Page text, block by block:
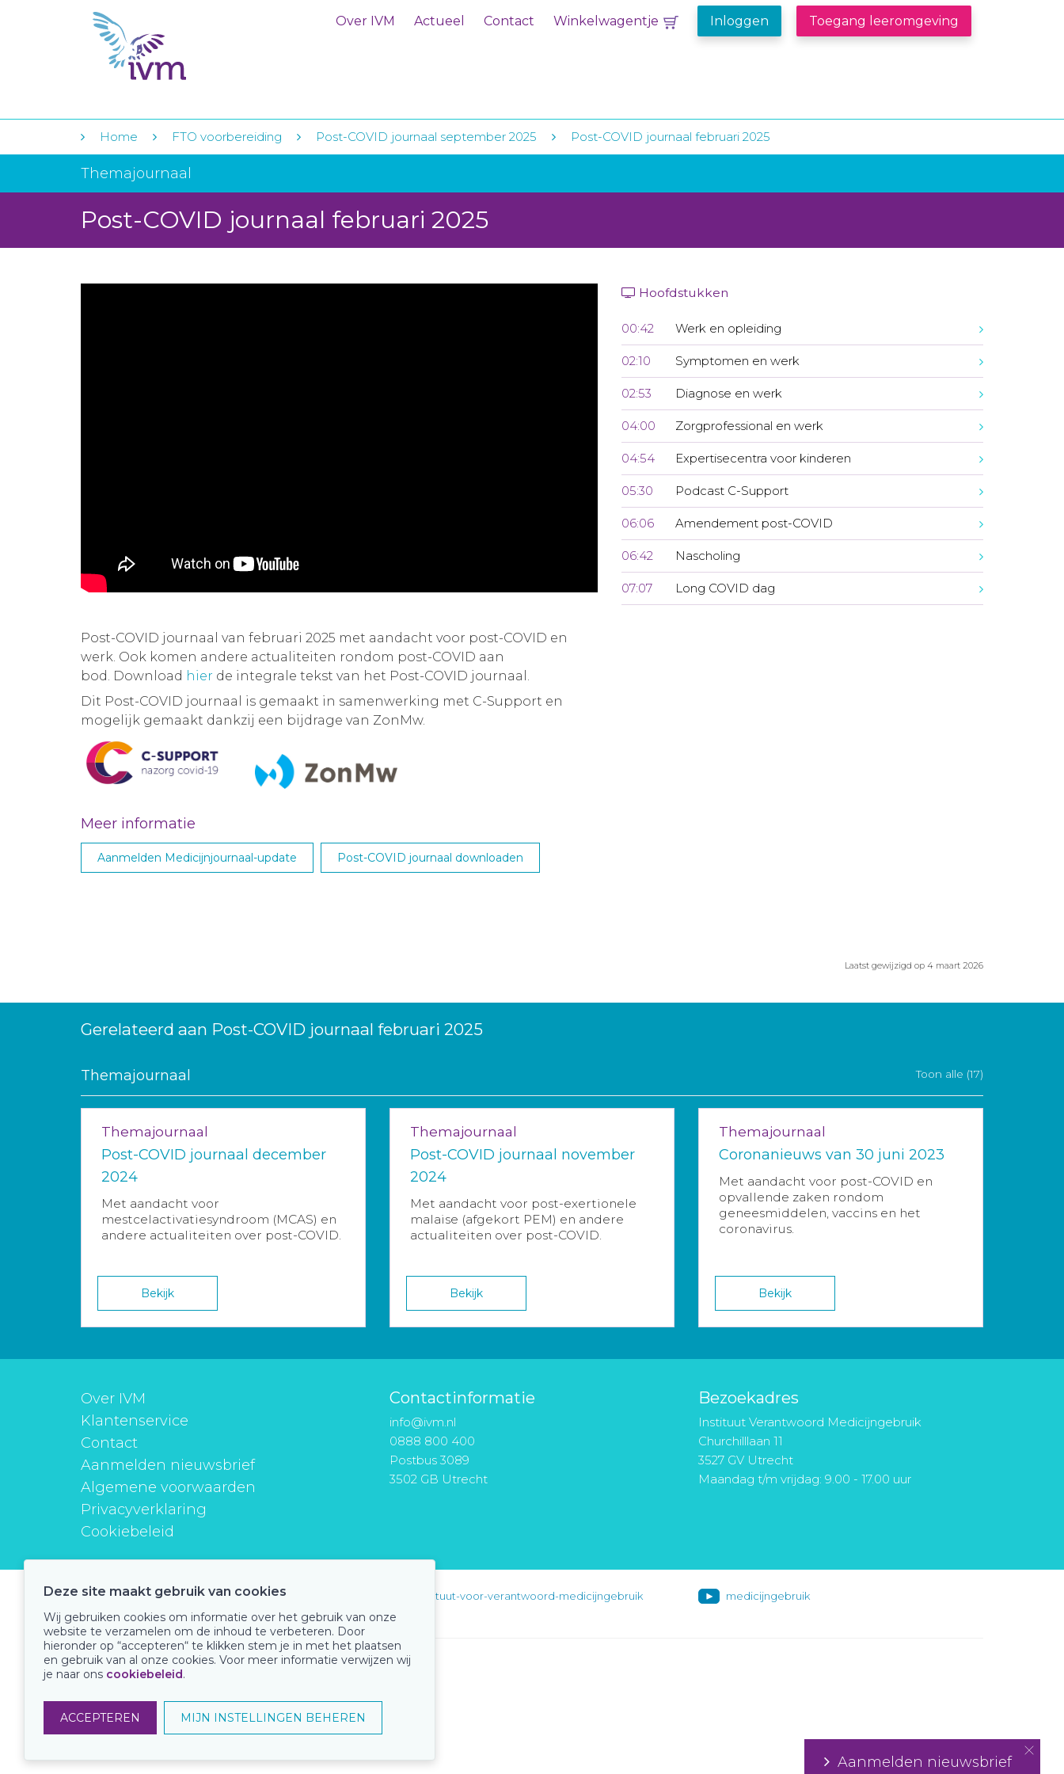
Over IVM Actueel Contact Winkelwagentje Inloggen Toegang leeromgeving
Home FTO voorbereiding Post-COVID journaal september 2025 Post-COVID journaal februari 2025
Themajournaal
Post-COVID journaal februari 2025
Hoofdstukken
00:42 Werk en opleiding
02:10 Symptomen en werk
02:53 Diagnose en werk
04:00 Zorgprofessional en werk
04:54 Expertisecentra voor kinderen
05:30 Podcast C-Support
06:06 Amendement post-COVID
06:42 Nascholing
07:07 Long COVID dag
Post-COVID journaal van februari 2025 met aandacht voor post-COVID en
werk. Ook komen andere actualiteiten rondom post-COVID aan
bod. Download hier de integrale tekst van het Post-COVID journaal.
Dit Post-COVID journaal is gemaakt in samenwerking met C-Support en
mogelijk gemaakt dankzij een bijdrage van ZonMw.
Meer informatie
Aanmelden Medicijnjournaal-update Post-COVID journaal downloaden
Laatst gewijzigd op 4 maart 2026
Gerelateerd aan Post-COVID journaal februari 2025
Themajournaal Toon alle (17)
Themajournaal
Post-COVID journaal december
2024
Met aandacht voor
mestcelactivatiesyndroom (MCAS) en
andere actualiteiten over post-COVID.
Bekijk
Themajournaal
Post-COVID journaal november
2024
Met aandacht voor post-exertionele
malaise (afgekort PEM) en andere
actualiteiten over post-COVID.
Bekijk
Themajournaal
Coronanieuws van 30 juni 2023
Met aandacht voor post-COVID en
opvallende zaken rondom
geneesmiddelen, vaccins en het
coronavirus.
Bekijk
Over IVM
Klantenservice
Contact
Aanmelden nieuwsbrief
Algemene voorwaarden
Privacyverklaring
Cookiebeleid
Contactinformatie
info@ivm.nl
0888 800 400
Postbus 3089
3502 GB Utrecht
Bezoekadres
Instituut Verantwoord Medicijngebruik
Churchilllaan 11
3527 GV Utrecht
Maandag t/m vrijdag: 9.00 - 17.00 uur
instituutverantwoordmedicijngebruik instituut-voor-verantwoord-medicijngebruik medicijngebruik
Onze keurmerken
Aanmelden nieuwsbrief
Deze site maakt gebruik van cookies
Wij gebruiken cookies om informatie over het gebruik van onze
website te verzamelen om de inhoud te verbeteren. Door
hieronder op “accepteren“ te klikken stem je in met het plaatsen
en gebruik van al onze cookies. Voor meer informatie verwijzen wij
je naar ons cookiebeleid.
ACCEPTEREN MIJN INSTELLINGEN BEHEREN